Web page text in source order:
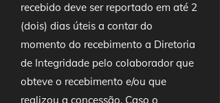
recebido deve ser reportado em até 2
(dois) dias úteis a contar do
momento do recebimento a Diretoria
de Integridade pelo colaborador que
obteve o recebimento e/ou que
realizou a concessão. Caso o